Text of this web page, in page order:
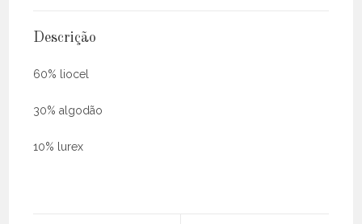
Descrição
60% liocel
30% algodão
10% lurex